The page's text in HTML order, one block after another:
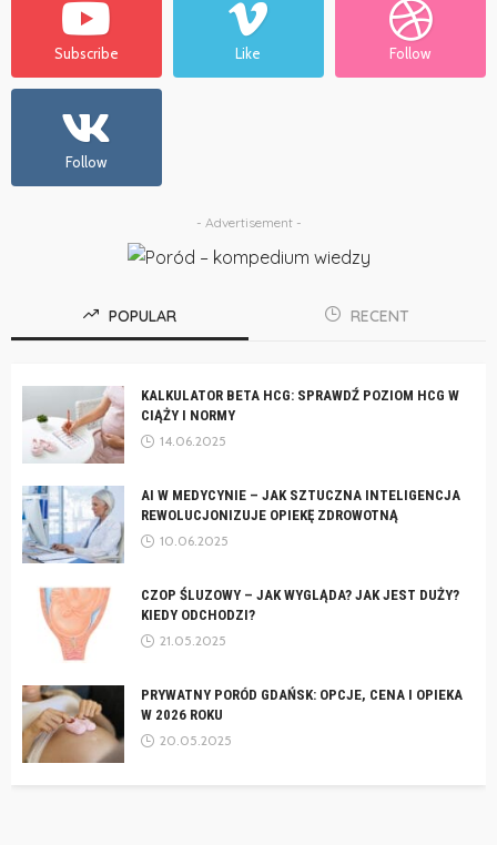
Subscribe Like Follow
Follow
- Advertisement -
POPULAR RECENT
KALKULATOR BETA HCG: SPRAWDŹ POZIOM HCG W
CIĄŻY I NORMY
14.06.2025
AI W MEDYCYNIE – JAK SZTUCZNA INTELIGENCJA
REWOLUCJONIZUJE OPIEKĘ ZDROWOTNĄ
10.06.2025
CZOP ŚLUZOWY – JAK WYGLĄDA? JAK JEST DUŻY?
KIEDY ODCHODZI?
21.05.2025
PRYWATNY PORÓD GDAŃSK: OPCJE, CENA I OPIEKA
W 2026 ROKU
20.05.2025